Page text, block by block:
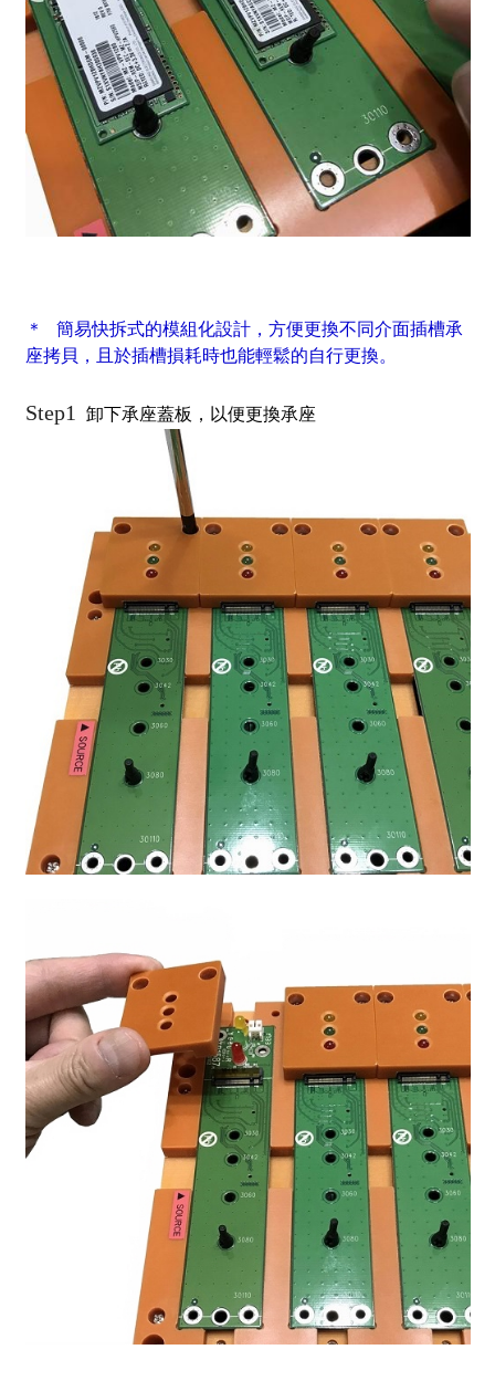
＊ 簡易快拆式的模組化設計，方便更換不同介面插槽承
座拷貝，且於插槽損耗時也能輕鬆的自行更換。
Step1 卸下承座蓋板，以便更換承座